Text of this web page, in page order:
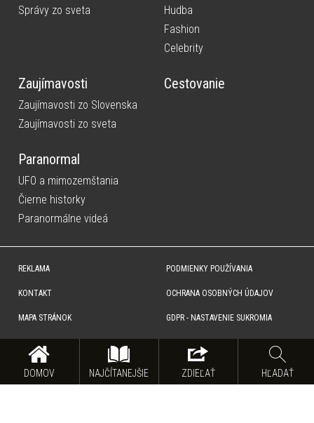
DOMOV NAJČÍTANEJŠIE ZDIEĽAŤ HĽADAŤ
Správy zo sveta
Hudba
Fashion
Celebrity
Zaujímavosti
Zaujímavosti zo Slovenska
Zaujímavosti zo sveta
Cestovanie
Paranormal
UFO a mimozemštania
Čierne historky
Paranormálne videá
REKLAMA
KONTAKT
MAPA STRÁNOK
PODMIENKY POUŽÍVANIA
OCHRANA OSOBNÝCH ÚDAJOV
GDPR - NASTAVENIE SUKROMIA
súhlas na rozmnožovanie, šírenie a na verejný prenos obsahu. Na tejto stránke môžu byť umiestnené reklamné
odkazy, alebo reklamné produkty.